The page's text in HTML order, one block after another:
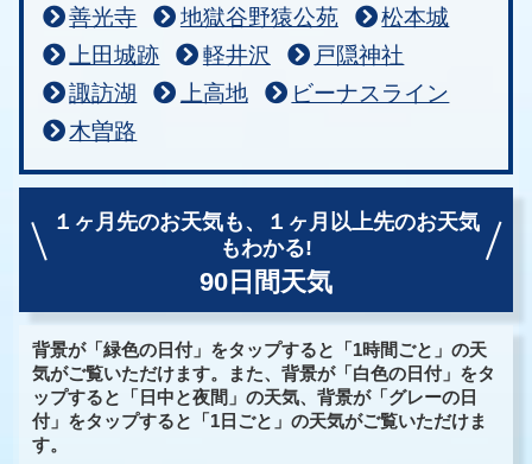
善光寺 地獄谷野猿公苑
松本城
上田城跡
軽井沢
戸隠神社
諏訪湖
上高地
ビーナスライン
木曽路
１ヶ月先のお天気も、
１ヶ月以上先のお天気
もわかる!
90日間天気
背景が「緑色の日付」をタップすると「1時間ごと」の天
気がご覧いただけます。また、背景が「白色の日付」をタ
ップすると「日中と夜間」の天気、背景が「グレーの日
付」をタップすると「1日ごと」の天気がご覧いただけま
す。